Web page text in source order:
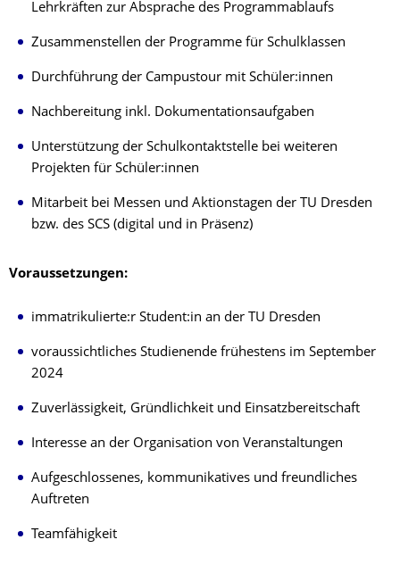
Lehrkräften zur Absprache des Programmablaufs
Zusammenstellen der Programme für Schulklassen
Durchführung der Campustour mit Schüler:innen
Nachbereitung inkl. Dokumentationsaufgaben
Unterstützung der Schulkontaktstelle bei weiteren
Projekten für Schüler:innen
Mitarbeit bei Messen und Aktionstagen der TU Dresden
bzw. des SCS (digital und in Präsenz)
Voraussetzungen:
immatrikulierte:r Student:in an der TU Dresden
voraussichtliches Studienende frühestens im September
2024
Zuverlässigkeit, Gründlichkeit und Einsatzbereitschaft
Interesse an der Organisation von Veranstaltungen
Aufgeschlossenes, kommunikatives und freundliches
Auftreten
Teamfähigkeit